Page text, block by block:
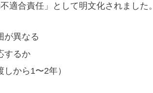
適合責任」として明文化されました。
が異なる
するか
から1〜2年）